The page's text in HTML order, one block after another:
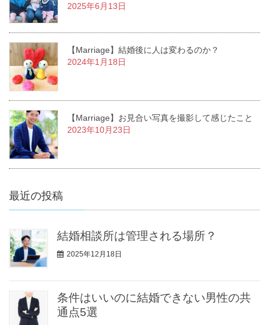
2025年6月13日
【Marriage】結婚後に人は変わるのか？
2024年1月18日
【Marriage】お見合い写真を撮影して感じたこと
2023年10月23日
最近の投稿
結婚相談所は管理される場所？
2025年12月18日
条件はいいのに結婚できない男性の共
通点5選